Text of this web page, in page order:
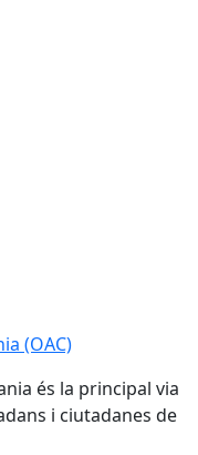
(OAC)
(OAC)
és la principal via
i ciutadanes de